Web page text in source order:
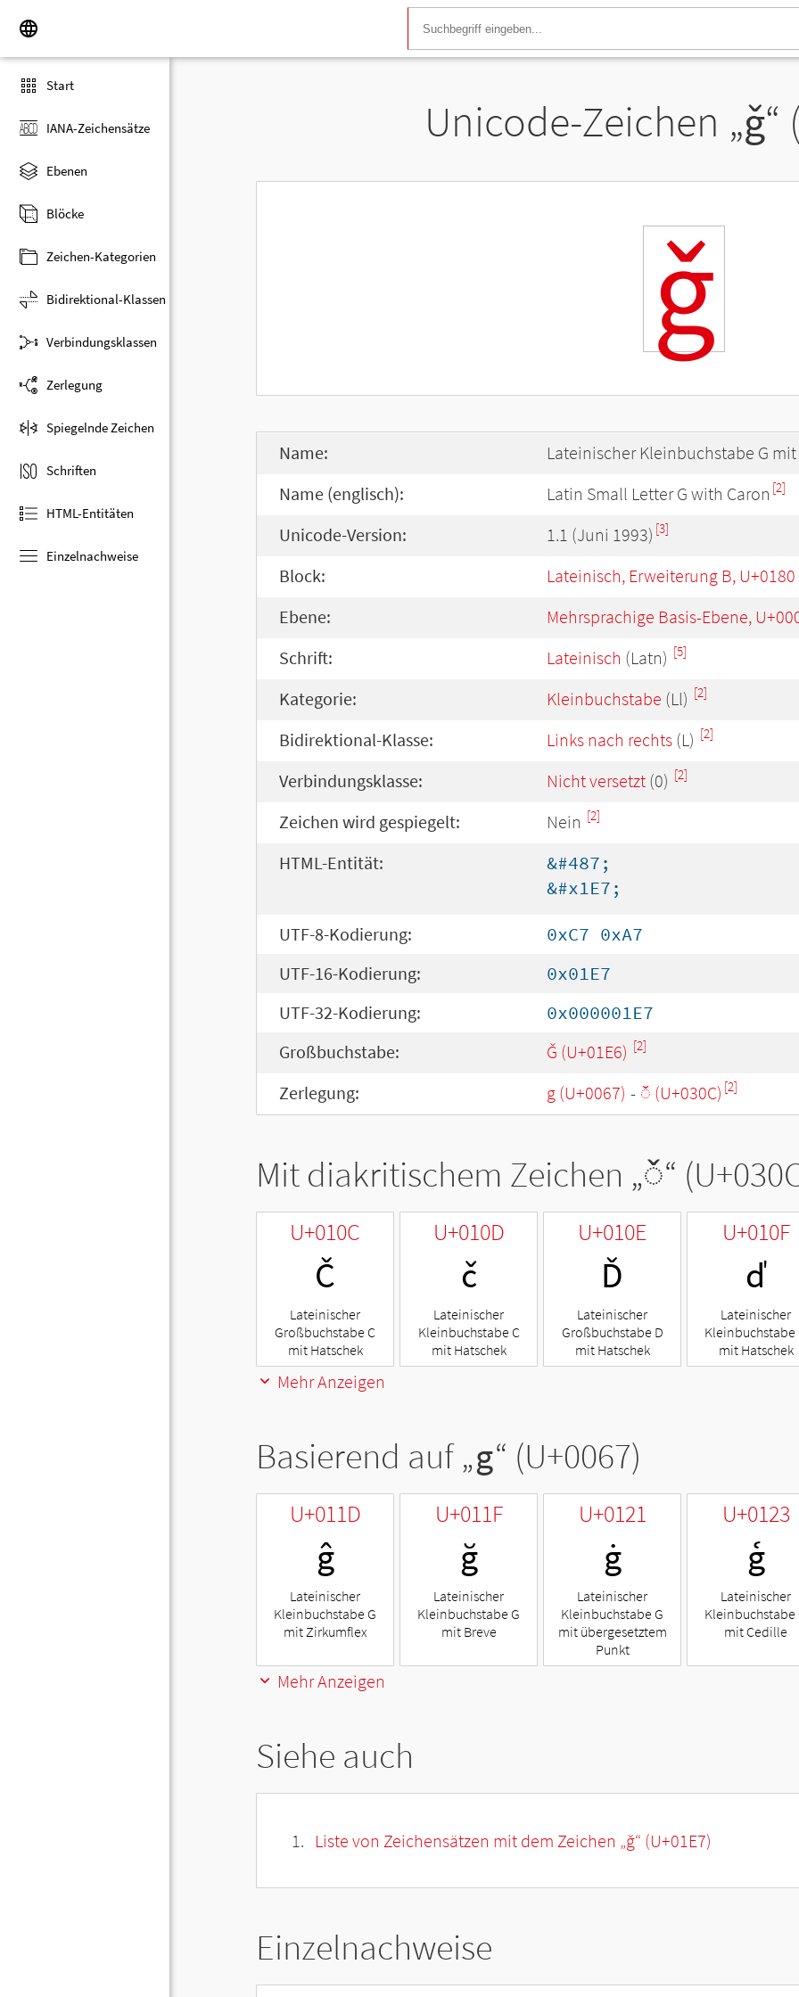
Start
IANA-Zeichensätze
Ebenen
Blöcke
Zeichen-Kategorien
Bidirektional-Klassen
Verbindungsklassen
Zerlegung
Spiegelnde Zeichen
Schriften
HTML-Entitäten
Einzelnachweise
Unicode-Zeichen „ǧ“
ǧ
Name:
Lateinischer Kleinbuchstabe G
Name (englisch):
Latin Small Letter G with Caron [2]
Unicode-Version: 1.1 (Juni 1993) [3]
Block:
Lateinisch, Erweiterung B, U+0180
Ebene:
Mehrsprachige Basis-Ebene,
Schrift:
Lateinisch (Latn) [5]
Kategorie: Kleinbuchstabe (Ll) [2]
Bidirektional-Klasse: Links nach rechts (L) [2]
Verbindungsklasse: Nicht versetzt (0) [2]
Zeichen wird gespiegelt: Nein [2]
HTML-Entität:
&#487;
&#x1E7;
UTF-8-Kodierung:
0xC7 0xA7
UTF-16-Kodierung:
0x01E7
UTF-32-Kodierung:
0x000001E7
Großbuchstabe:
Ǧ (U+01E6) [2]
Zerlegung: g (U+0067) - ◌̌ (U+030C) [2]
Mit diakritischem Zeichen „◌̌“
U+010C
Č
Lateinischer
Großbuchstabe C
mit Hatschek
U+010D
č
Lateinischer
Kleinbuchstabe C
mit Hatschek
U+010E
Ď
Lateinischer
Großbuchstabe D
mit Hatschek
U+010F
ď
Lateinischer
Kleinbuchstabe
mit Hatschek
Mehr Anzeigen
Basierend auf „g“ (U+0067)
U+011D
ĝ
Lateinischer
Kleinbuchstabe G
mit Zirkumflex
U+011F
ğ
Lateinischer
Kleinbuchstabe G
mit Breve
U+0121
ġ
Lateinischer
Kleinbuchstabe G
mit übergesetztem
Punkt
U+0123
ģ
Lateinischer
Kleinbuchstabe
mit Cedille
Mehr Anzeigen
Siehe auch
Liste von Zeichensätzen mit dem Zeichen „ǧ“ (U+01E7)
Einzelnachweise